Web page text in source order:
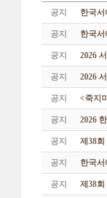
공지 한국서
공지 한국
공지 2026
공지 2026
공지 <죽지
공지 2026
공지 제38
공지 한국
공지 제38